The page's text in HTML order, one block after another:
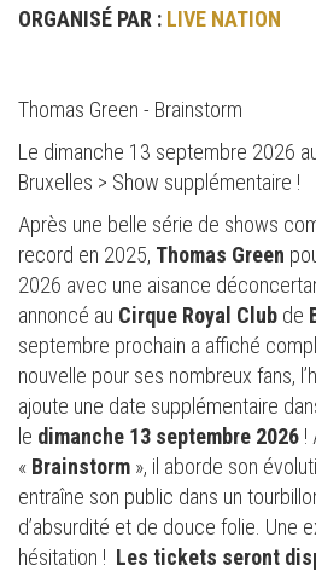
ORGANISÉ PAR : LIVE NATION
Thomas Green - Brainstorm
Le dimanche 13 septembre 2026
Bruxelles > Show supplémentaire !
Après une belle série de shows
record en 2025, Thomas Green
2026 avec une aisance
annoncé au Cirque Royal Club de
septembre prochain a affiché
nouvelle pour ses nombreux fans,
ajoute une date supplémentaire
le dimanche 13 septembre 2026 !
« Brainstorm », il aborde son
entraîne son public dans un
d’absurdité et de douce folie. Une
hésitation ! ​ Les tickets seront